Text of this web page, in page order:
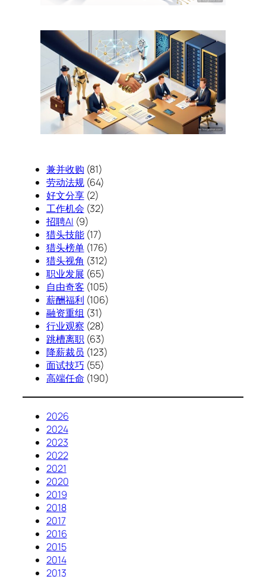
兼并收购 (81)
劳动法规(64)
好文分享(2)
工作机会 (32)
招聘AI (9)
猎头技能(17)
猎头榜单(176)
猎头视角 (312)
职业发展 (65)
自由奇客 (105)
薪酬福利 (106)
融资重组 (31)
行业观察 (28)
跳槽离职(63)
降薪裁员 (123)
面试技巧 (55)
高端任命 (190)
2026
2024
2023
2022
2021
2020
2019
2018
2017
2016
2015
2014
2013